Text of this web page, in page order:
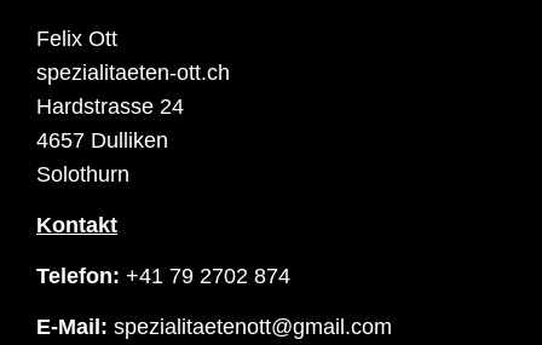
Felix Ott
spezialitaeten-ott.ch
Hardstrasse 24
4657 Dulliken
Solothurn
Kontakt
Telefon: +41 79 2702 874
E-Mail: spezialitaetenott@gmail.com